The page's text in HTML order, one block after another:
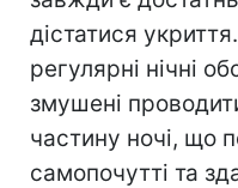
дістатися
регулярні нічні
змушені
частину ночі, що
самопочутті та